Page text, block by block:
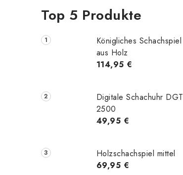
Top 5 Produkte
Königliches Schachspiel
aus Holz
114,95 €
Digitale Schachuhr DGT
2500
49,95 €
Holzschachspiel mittel
69,95 €